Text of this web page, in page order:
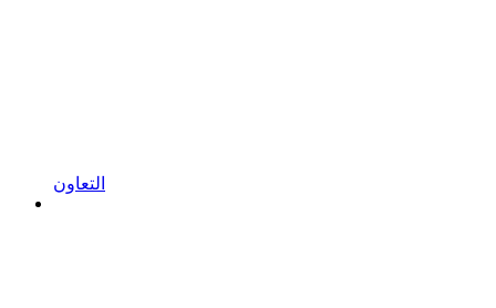
التعاون